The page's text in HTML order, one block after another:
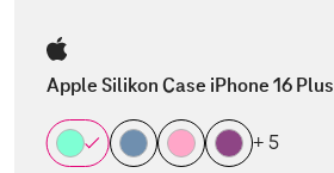
Apple Silikon Case iPhone 16 Plus
+ 5